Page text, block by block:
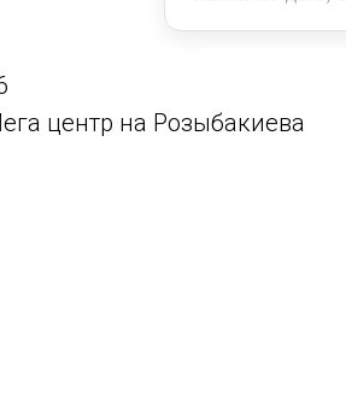
центр на Розыбакиева